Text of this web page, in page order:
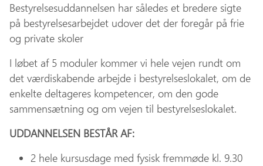
Bestyrelsesuddannelsen har således et bredere sigte
på bestyrelsesarbejdet udover det der foregår på frie
og private skoler
I løbet af 5 moduler kommer vi hele vejen rundt om
det værdiskabende arbejde i bestyrelseslokalet, om de
enkelte deltageres kompetencer, om den gode
sammensætning og om vejen til bestyrelseslokalet.
UDDANNELSEN BESTÅR AF:
2 hele kursusdage med fysisk fremmøde kl. 9.30